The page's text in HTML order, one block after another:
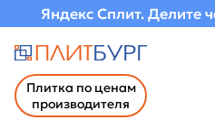
Яндекс Сплит. Делите
Плитка по ценам
производителя